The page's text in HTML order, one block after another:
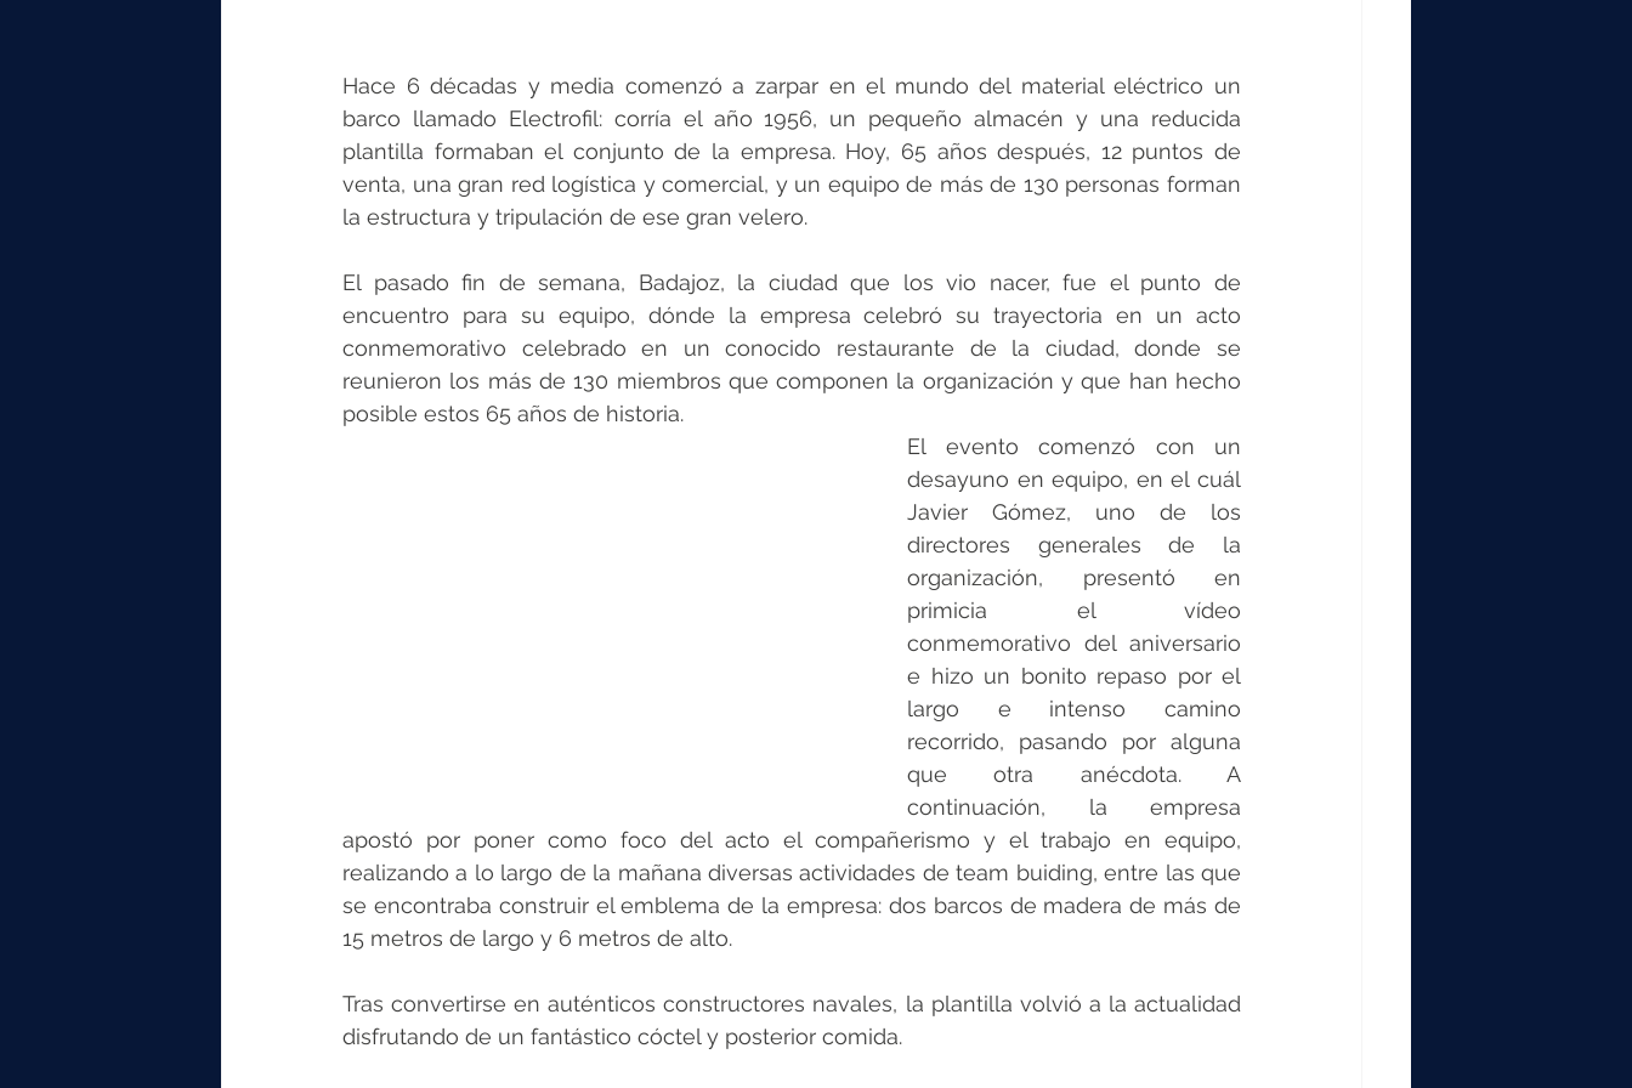
Hace 6 décadas y media comenzó a zarpar en el mundo del material eléctrico un
barco llamado Electrofil: corría el año 1956, un pequeño almacén y una reducida
plantilla formaban el conjunto de la empresa. Hoy, 65 años después, 12 puntos de
venta, una gran red logística y comercial, y un equipo de más de 130 personas forman
la estructura y tripulación de ese gran velero.
El pasado fin de semana, Badajoz, la ciudad que los vio nacer, fue el punto de
encuentro para su equipo, dónde la empresa celebró su trayectoria en un acto
conmemorativo celebrado en un conocido restaurante de la ciudad, donde se
reunieron los más de 130 miembros que componen la organización y que han hecho
posible estos 65 años de historia.
El evento comenzó con un
desayuno en equipo, en el cuál
Javier Gómez, uno de los
directores generales de la
organización, presentó en
primicia el vídeo
conmemorativo del aniversario
e hizo un bonito repaso por el
largo e intenso camino
recorrido, pasando por alguna
que otra anécdota. A
continuación, la empresa
apostó por poner como foco del acto el compañerismo y el trabajo en equipo,
realizando a lo largo de la mañana diversas actividades de team buiding, entre las que
se encontraba construir el emblema de la empresa: dos barcos de madera de más de
15 metros de largo y 6 metros de alto.
Tras convertirse en auténticos constructores navales, la plantilla volvió a la actualidad
disfrutando de un fantástico cóctel y posterior comida.